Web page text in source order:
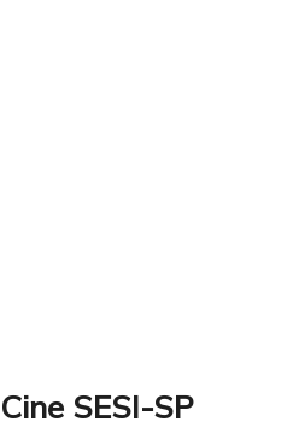
SESI-SP